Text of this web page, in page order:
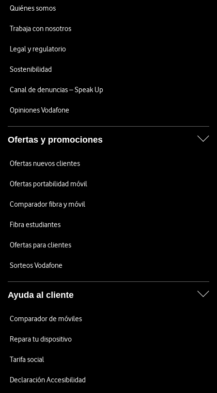
Quiénes somos
Trabaja con nosotros
Legal y regulatorio
Sostenibilidad
Canal de denuncias – Speak Up
Opiniones Vodafone
Ofertas y promociones
Ofertas nuevos clientes
Ofertas portabilidad móvil
Comparador fibra y móvil
Fibra estudiantes
Ofertas para clientes
Sorteos Vodafone
Ayuda al cliente
Comparador de móviles
Repara tu dispositivo
Tarifa social
Declaración Accesibilidad